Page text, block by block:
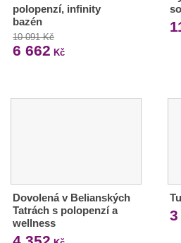
polopenzí, infinity
bazén
10 091 Kč
6 662 Kč
Dovolená v Belianských
Tatrách s polopenzí a
wellness
3